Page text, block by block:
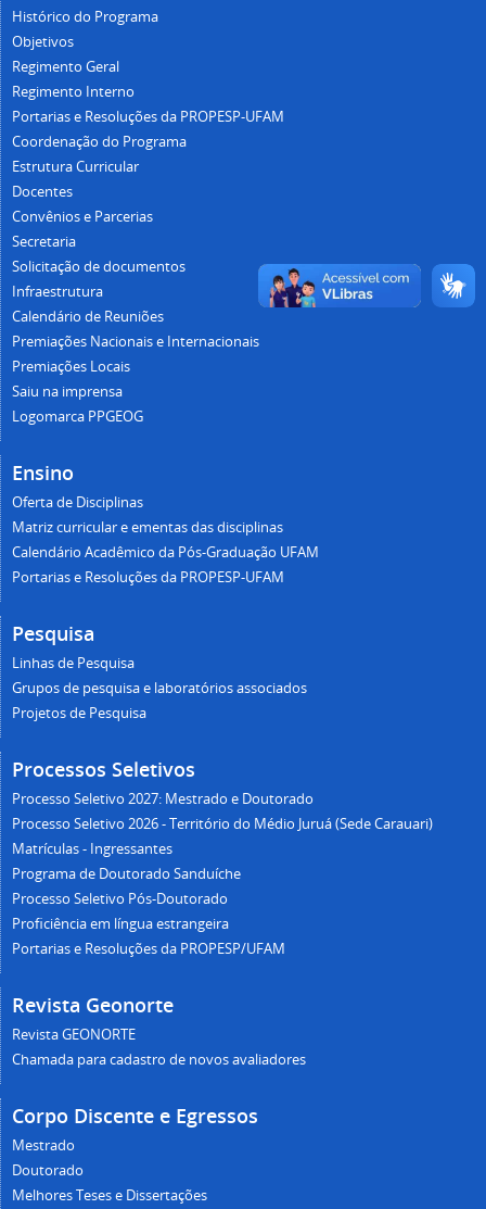
Histórico do Programa
Objetivos
Regimento Geral
Regimento Interno
Portarias e Resoluções da PROPESP-UFAM
Coordenação do Programa
Estrutura Curricular
Docentes
Convênios e Parcerias
Secretaria
Solicitação de documentos
Infraestrutura
Calendário de Reuniões
Premiações Nacionais e Internacionais
Premiações Locais
Saiu na imprensa
Logomarca PPGEOG
Ensino
Oferta de Disciplinas
Matriz curricular e ementas das disciplinas
Calendário Acadêmico da Pós-Graduação UFAM
Portarias e Resoluções da PROPESP-UFAM
Pesquisa
Linhas de Pesquisa
Grupos de pesquisa e laboratórios associados
Projetos de Pesquisa
Processos Seletivos
Processo Seletivo 2027: Mestrado e Doutorado
Processo Seletivo 2026 - Território do Médio Juruá (Sede Carauari)
Matrículas - Ingressantes
Programa de Doutorado Sanduíche
Processo Seletivo Pós-Doutorado
Proficiência em língua estrangeira
Portarias e Resoluções da PROPESP/UFAM
Revista Geonorte
Revista GEONORTE
Chamada para cadastro de novos avaliadores
Corpo Discente e Egressos
Mestrado
Doutorado
Melhores Teses e Dissertações